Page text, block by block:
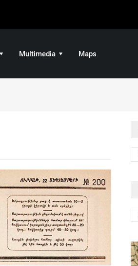
Multimedia Maps